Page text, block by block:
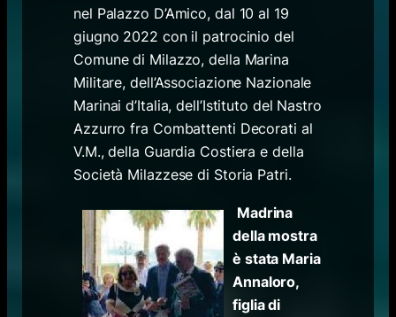
nel Palazzo D’Amico, dal 10 al 19
giugno 2022 con il patrocinio del
Comune di Milazzo, della Marina
Militare, dell’Associazione Nazionale
Marinai d’Italia, dell’Istituto del Nastro
Azzurro fra Combattenti Decorati al
V.M., della Guardia Costiera e della
Società Milazzese di Storia Patri.
Madrina
della mostra
è stata Maria
Annaloro,
figlia di